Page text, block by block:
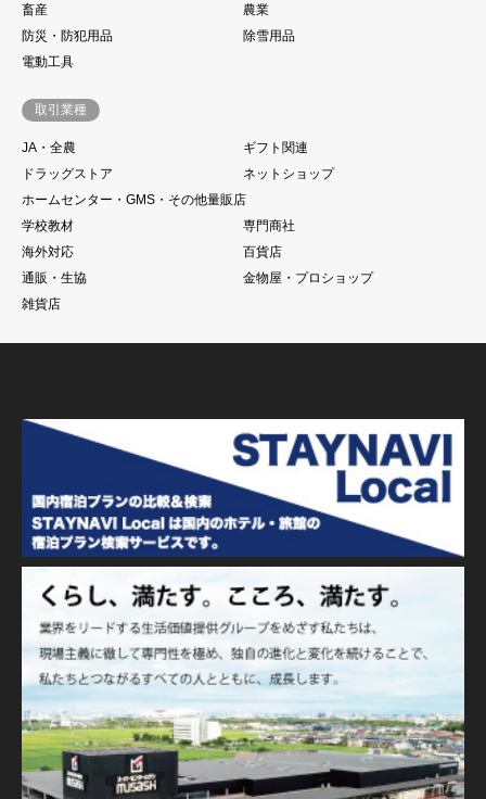
畜産
農業
防災・防犯用品
除雪用品
電動工具
取引業種
JA・全農
ギフト関連
ドラッグストア
ネットショップ
ホームセンター・GMS・その他量販店
学校教材
専門商社
海外対応
百貨店
通販・生協
金物屋・プロショップ
雑貨店